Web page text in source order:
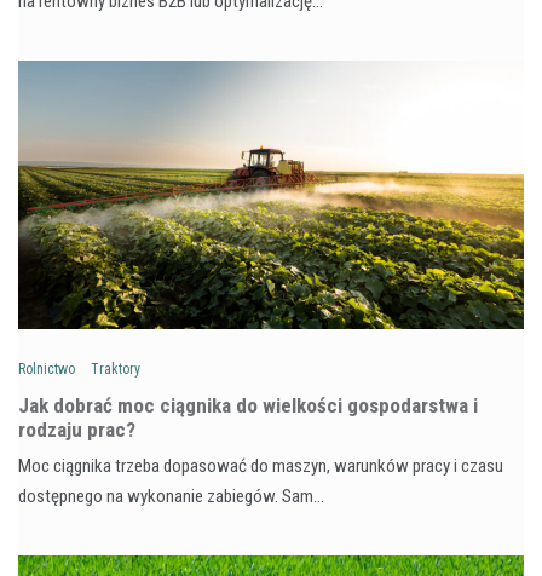
Rolnictwo Traktory
Jak dobrać moc ciągnika do wielkości gospodarstwa i
rodzaju prac?
Moc ciągnika trzeba dopasować do maszyn, warunków pracy i czasu
dostępnego na wykonanie zabiegów. Sam…